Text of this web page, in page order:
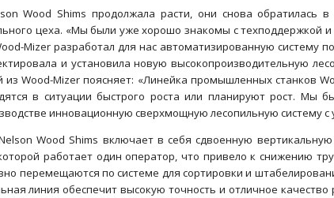
Wood Shims продолжала расти, они снова обратилась
цеха. «Мы были уже хорошо знакомы с техподдержкой
Mizer разработал для нас автоматизированную систему
и установила новую высокопроизводительную
Wood-Mizer поясняет: «Линейка промышленных станков
в ситуации быстрого роста или планируют рост. Мы
инновационную сверхмощную лесопильную систему
Wood Shims включает в себя сдвоенную
работает один оператор, что привело к снижению
перемещаются по системе для сортировки и
линия обеспечит высокую точность и отличное